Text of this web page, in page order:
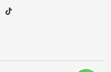
TikTok